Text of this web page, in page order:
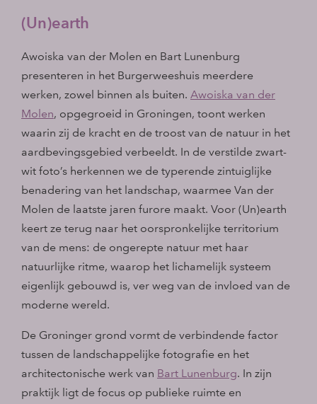
(Un)earth
Awoiska van der Molen en Bart Lunenburg
presenteren in het Burgerweeshuis meerdere
werken, zowel binnen als buiten. Awoiska van der
Molen, opgegroeid in Groningen, toont werken
waarin zij de kracht en de troost van de natuur in het
aardbevingsgebied verbeeldt. In de verstilde zwart-
wit foto’s herkennen we de typerende zintuiglijke
benadering van het landschap, waarmee Van der
Molen de laatste jaren furore maakt. Voor (Un)earth
keert ze terug naar het oorspronkelijke territorium
van de mens: de ongerepte natuur met haar
natuurlijke ritme, waarop het lichamelijk systeem
eigenlijk gebouwd is, ver weg van de invloed van de
moderne wereld.
De Groninger grond vormt de verbindende factor
tussen de landschappelijke fotografie en het
architectonische werk van Bart Lunenburg. In zijn
praktijk ligt de focus op publieke ruimte en